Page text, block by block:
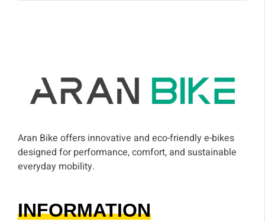
Aran Bike offers innovative and eco-friendly e-bikes
designed for performance, comfort, and sustainable
everyday mobility.
INFORMATION